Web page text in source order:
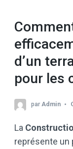
d’un
pour les
par Admin
La
représente un